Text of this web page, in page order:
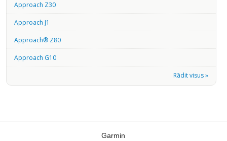
Approach Z30
Approach J1
Approach® Z80
Approach G10
Rādit visus »
Garmin